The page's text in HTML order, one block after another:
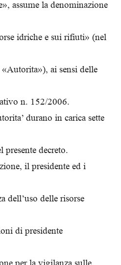
assume la denominazione
idriche e sui rifiuti» (nel
ai sensi delle
n. 152/2006.
durano in carica sette
presente decreto.
il presidente ed i
dell’uso delle risorse
di presidente
per la vigilanza sulle